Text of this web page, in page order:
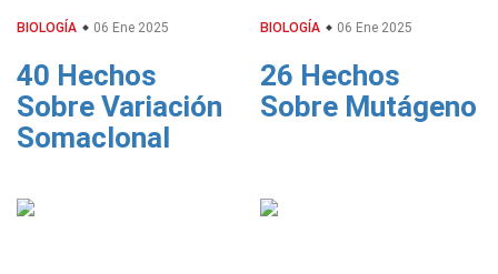
BIOLOGÍA 06 Ene 2025
40 Hechos
Sobre Variación
Somaclonal
BIOLOGÍA 06 Ene 2025
26 Hechos
Sobre Mutágeno